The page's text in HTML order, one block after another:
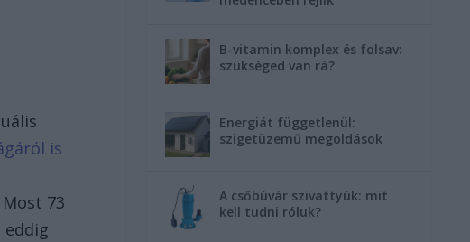
is
73
eddig
B-vitamin komplex és folsav:
szükséged van rá?
Energiát függetlenül:
szigetüzemű megoldások
A csőbúvár szivattyúk: mit
kell tudni róluk?